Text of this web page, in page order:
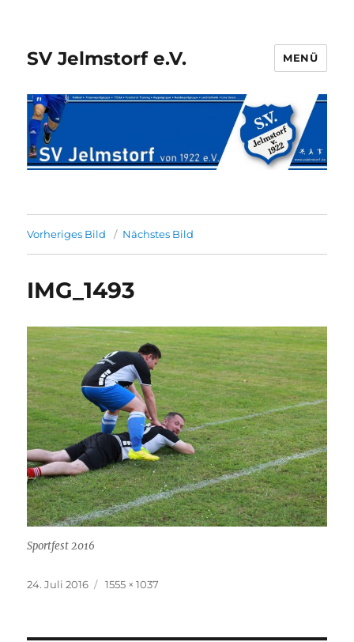
SV Jelmstorf e.V. MENÜ
Vorheriges Bild Nächstes Bild
IMG_1493
Sportfest 2016
Veröffentlicht
24. Juli 2016 Originalgröße
1555 × 1037